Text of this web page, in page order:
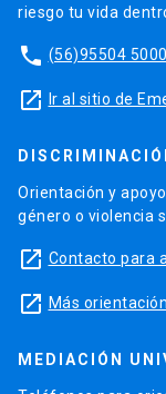
riesgo tu vida
phone (56)95504 5000
launch Ir al sitio de
Orientación y
género o violencia
launch Contacto para
launch Más orientación
MEDIACIÓN